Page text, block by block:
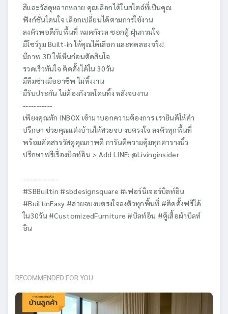
สีและวัสดุหลากหลาย คุณเลือกได้ในสไตล์ที่เป็นคุณ
ฟังก์ชั่นโดนใจ เลือกเปลี่ยนได้ตามการใช้งาน
ลงตัวพอดีกับพื้นที่ หมดกังวล ซอกตู้ ฝุ่นกวนใจ
มีโชว์รูม Built-in ให้คุณได้เลือก และทดลองจริง!
มีภาพ 3D ให้เห็นก่อนตัดสินใจ
รวดเร็วทันใจ ติดตั้งได้ใน 30วัน
มีทีมช่างมืออาชีพ ไม่ทิ้งงาน
มีรับประกัน ไม่ต้องกังวลโดนทิ้ง หลังจบงาน
-----------
เพียงคุณทัก INBOX เข้ามาบอกความต้องการ เรายินดีให้คำ
ปรึกษา ช่วยคุณแต่งบ้านให้สวยจบ งบตรงใจ ลงตัวทุกพื้นที่
พร้อมคัดสรรวัสดุคุณภาพดี การันตีความคุ้มทุกตารางนิ้ว
ปรึกษาฟรีเรื่องบิลท์อิน > Add LINE: @Livinginsider
-------------
#SBBuiltin #sbdesignsquare #เฟอร์นิเจอร์บิลท์อิน
#BuiltinEasy #สวยจบงบตรงใจลงตัวทุกพื้นที่ #ติดตั้งฟรีได้
ใน30วัน #CustomizedFurniture #บิลท์อิน #ตู้เสื้อผ้าบิลท์
อิน
RECOMMENDED FOR YOU